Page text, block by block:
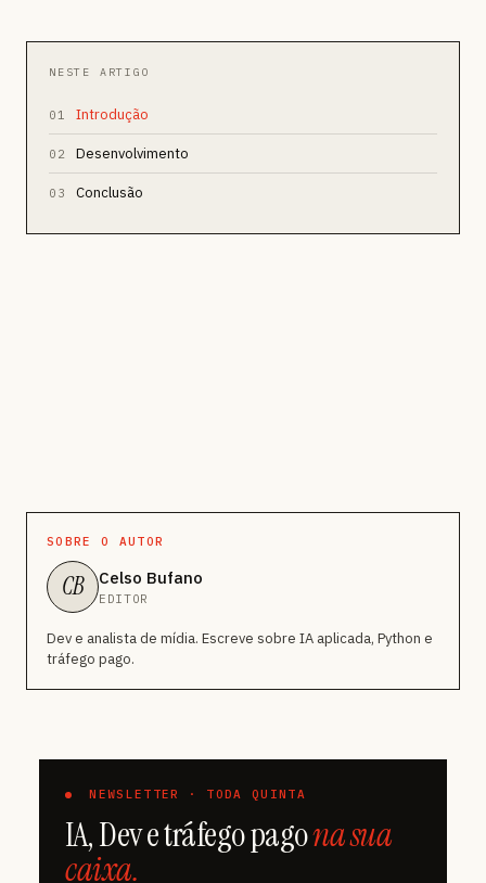
NESTE ARTIGO
01 Introdução
02 Desenvolvimento
03 Conclusão
SOBRE O AUTOR
CB Celso Bufano
EDITOR
Dev e analista de mídia. Escreve sobre IA aplicada, Python e
tráfego pago.
NEWSLETTER · TODA QUINTA
IA, Dev e tráfego pagona sua
caixa.